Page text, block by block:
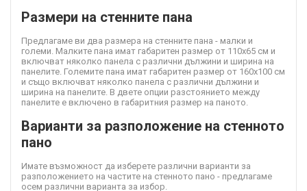
Размери на стенните пана
Предлагаме ви два размера на стенните пана - малки и
големи. Малките пана имат габаритен размер от 110х65 см и
включват няколко панела с различни дължини и ширина на
панелите. Големите пана имат габаритен размер от 160х100 см
и също включват няколко панела с различни дължини и
ширина на панелите. В двете опции разстоянието между
панелите е включено в габаритния размер на паното.
Варианти за разположение на стенното
пано
Имате възможност да изберете различни варианти за
разположението на частите на стенното пано - предлагаме
осем различни варианта за избор.